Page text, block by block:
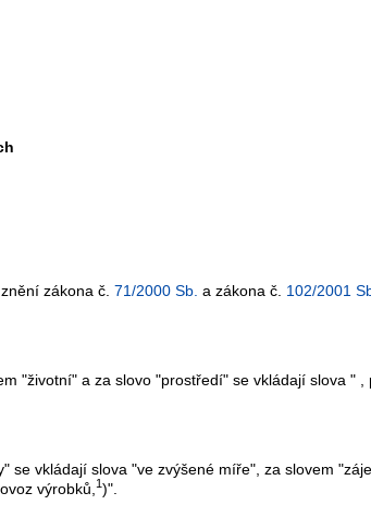
zákona č. 71/2000 Sb. a zákona č. 102/2001
a za slovo "prostředí" se vkládají slova " ,
vkládají slova "ve zvýšené míře", za slovem
výrobků, 1 )".